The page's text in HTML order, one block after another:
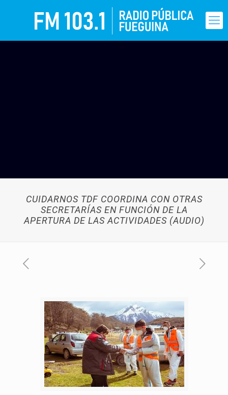
CUIDARNOS TDF COORDINA CON OTRAS
SECRETARÍAS EN FUNCIÓN DE LA
APERTURA DE LAS ACTIVIDADES (AUDIO)